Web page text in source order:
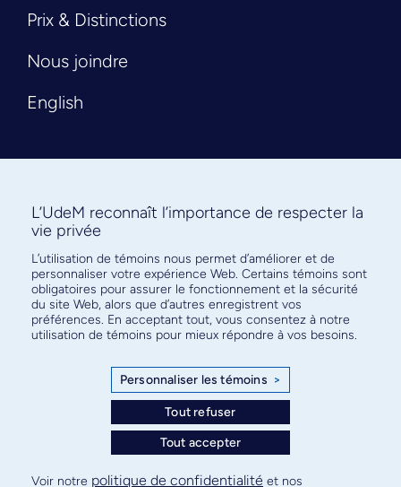
Prix & Distinctions
Nous joindre
English
Abonnez-vous à notre infolettre
pour connaître l’actualité facultaire
L’UdeM reconnaît l’importance de respecter la
vie privée
L’utilisation de témoins nous permet d’améliorer et de
personnaliser votre expérience Web. Certains témoins sont
obligatoires pour assurer le fonctionnement et la sécurité
du site Web, alors que d’autres enregistrent vos
préférences. En acceptant tout, vous consentez à notre
utilisation de témoins pour mieux répondre à vos besoins.
Personnaliser les témoins >
Tout refuser
Tout accepter
Voir notre politique de confidentialité et nos